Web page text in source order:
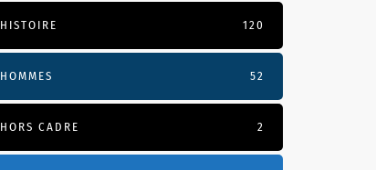
HISTOIRE 120
HOMMES 52
HORS CADRE 2